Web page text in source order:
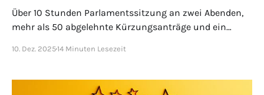
Über 10 Stunden Parlamentssitzung an zwei Abenden,
mehr als 50 abgelehnte Kürzungsanträge und ein
10. Dez. 2025 14 Minuten Lesezeit